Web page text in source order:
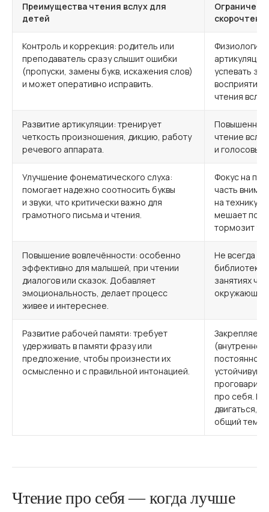
Преимущества чтения вслух для
детей
Контроль и коррекция: родитель или
преподаватель сразу слышит ошибки
(пропуски, замены букв, искажения слов)
и может оперативно исправить.
успевать за
восприятия
чтения
Развитие артикуляции: тренирует
четкость произношения, дикцию, работу
речевого аппарата.
Повышенная
чтение
и голосовые
Улучшение фонематического слуха:
помогает надежно соотносить буквы
и звуки, что критически важно для
грамотного письма и чтения.
Фокус на
часть
на технику
мешает
тормозит
Повышение вовлечённости: особенно
эффективно для малышей, при чтении
диалогов или сказок. Добавляет
эмоциональность, делает процесс
живее и интереснее.
Не всегда
библиотеки
занятиях
окружающим
Развитие рабочей памяти: требует
удерживать в памяти фразу или
предложение, чтобы произнести их
осмысленно и с правильной интонацией.
Закрепляет
постоянное
устойчивую
про себя.
двигаться,
общий темп.
Чтение про себя — когда лучше